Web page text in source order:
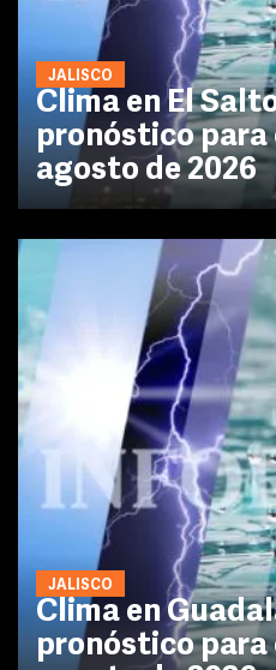
JALISCO
Clima en El
pronóstico para
agosto de 2026
JALISCO
Clima en
pronóstico para